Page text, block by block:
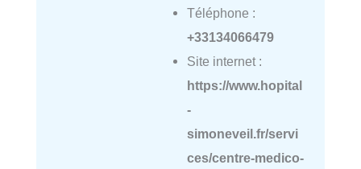
Téléphone :
+33134066479
Site internet :
https://www.hopital
-
simoneveil.fr/servi
ces/centre-medico-